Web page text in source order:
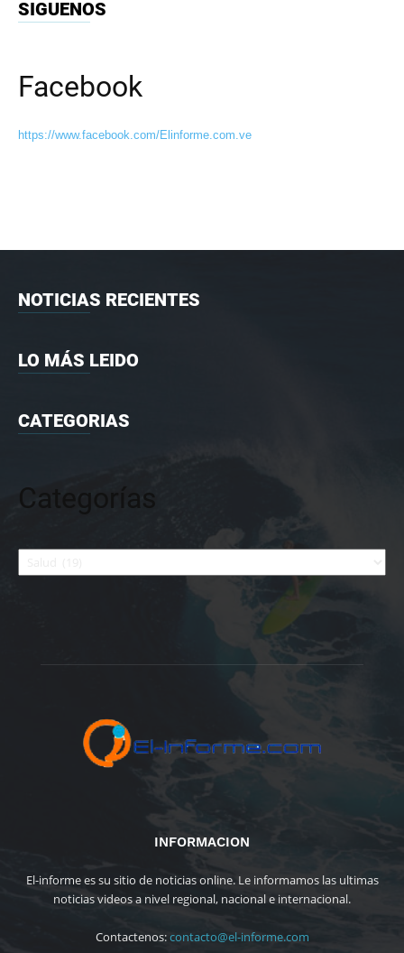
SIGUENOS
Facebook
https://www.facebook.com/Elinforme.com.ve
NOTICIAS RECIENTES
LO MÁS LEIDO
CATEGORIAS
Categorías
Categorías
INFORMACION
El-informe es su sitio de noticias online. Le informamos las ultimas
noticias videos a nivel regional, nacional e internacional.
Contactenos:contacto@el-informe.com